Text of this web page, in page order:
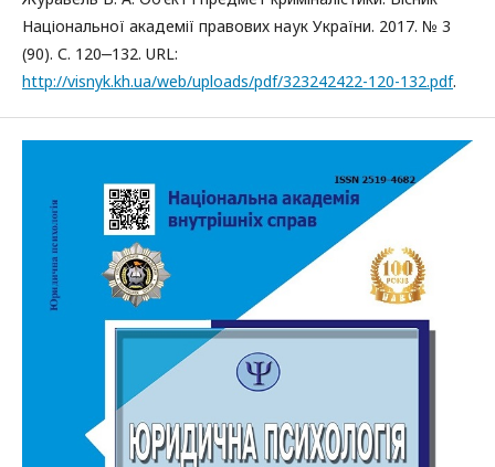
Національної академії правових наук України. 2017. № 3
(90). С. 120‒132. URL:
http://visnyk.kh.ua/web/uploads/pdf/323242422-120-132.pdf.